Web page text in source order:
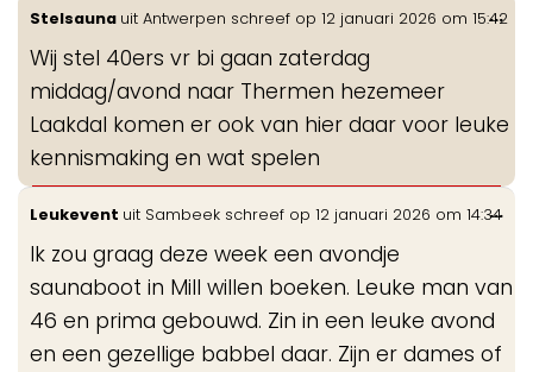
Stelsauna uit Antwerpen schreef op 12 januari 2026 om 15:42
Wij stel 40ers vr bi gaan zaterdag
middag/avond naar Thermen hezemeer
Laakdal komen er ook van hier daar voor leuke
kennismaking en wat spelen
...
Leukevent uit Sambeek schreef op 12 januari 2026 om 14:34
Ik zou graag deze week een avondje
saunaboot in Mill willen boeken. Leuke man van
46 en prima gebouwd. Zin in een leuke avond
en een gezellige babbel daar. Zijn er dames of
...